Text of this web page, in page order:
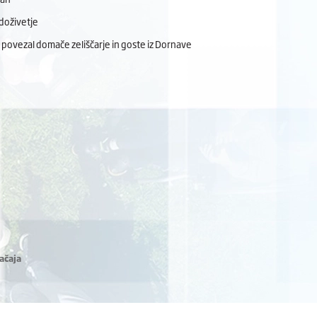
domače zeliščarje in goste iz Dornave